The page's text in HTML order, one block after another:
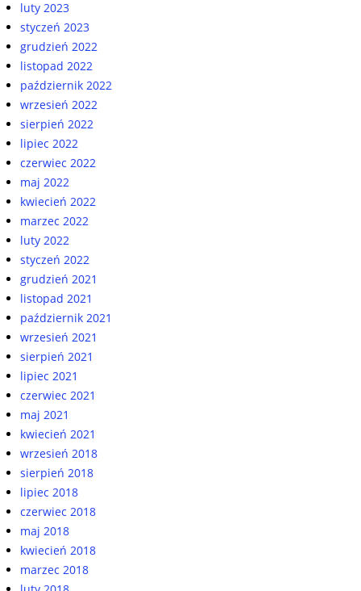
luty 2023
styczeń 2023
grudzień 2022
listopad 2022
październik 2022
wrzesień 2022
sierpień 2022
lipiec 2022
czerwiec 2022
maj 2022
kwiecień 2022
marzec 2022
luty 2022
styczeń 2022
grudzień 2021
listopad 2021
październik 2021
wrzesień 2021
sierpień 2021
lipiec 2021
czerwiec 2021
maj 2021
kwiecień 2021
wrzesień 2018
sierpień 2018
lipiec 2018
czerwiec 2018
maj 2018
kwiecień 2018
marzec 2018